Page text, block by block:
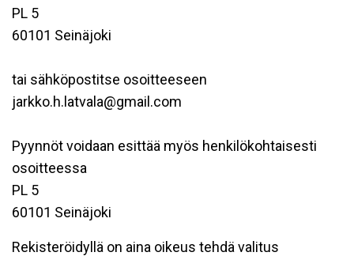
PL 5
60101 Seinäjoki
tai sähköpostitse osoitteeseen
jarkko.h.latvala@gmail.com
Pyynnöt voidaan esittää myös henkilökohtaisesti
osoitteessa
PL 5
60101 Seinäjoki
Rekisteröidyllä on aina oikeus tehdä valitus